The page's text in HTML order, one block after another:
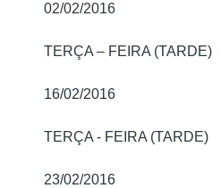
02/02/2016
TERÇA – FEIRA (TARDE)
16/02/2016
TERÇA - FEIRA (TARDE)
23/02/2016